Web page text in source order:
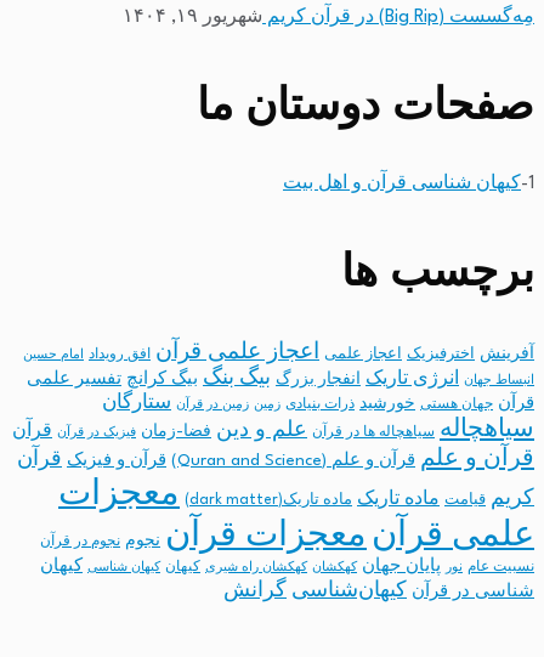
مِه‌گسست (Big Rip) در قرآن کریم شهریور ۱۹, ۱۴۰۴
صفحات دوستان ما
1- کیهان شناسی قرآن و اهل بیت
برچسب ها
آفرینش اخترفیزیک اعجاز علمی اعجاز علمی قرآن افق رویداد امام حسین
انبساط جهان انرژی تاریک انفجار بزرگ بیگ بنگ بیگ کرانچ تفسیر علمی
قرآن جهان هستی خورشید ذرات بنیادی زمین زمین در قرآن ستارگان
سیاهچاله سیاهچاله ها در قرآن علم و دین فضا-زمان فیزیک در قرآن قرآن
قرآن و علم قرآن و علم (Quran and Science) قرآن و فیزیک قرآن
کریم قیامت ماده تاریک ماده تاریک(dark matter)
معجزات
علمی قرآن معجزات قرآن نجوم نجوم در قرآن
نسبیت عام
نور پایان جهان کهکشان کهکشان راه شیری کیهان کیهان شناسی
کیهان
شناسی در قرآن
کیهان‌شناسی گرانش